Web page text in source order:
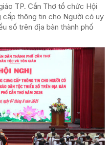
TP. Cần Thơ tổ chức Hội
cấp thông tin cho Người có uy
số trên địa bàn thành phố